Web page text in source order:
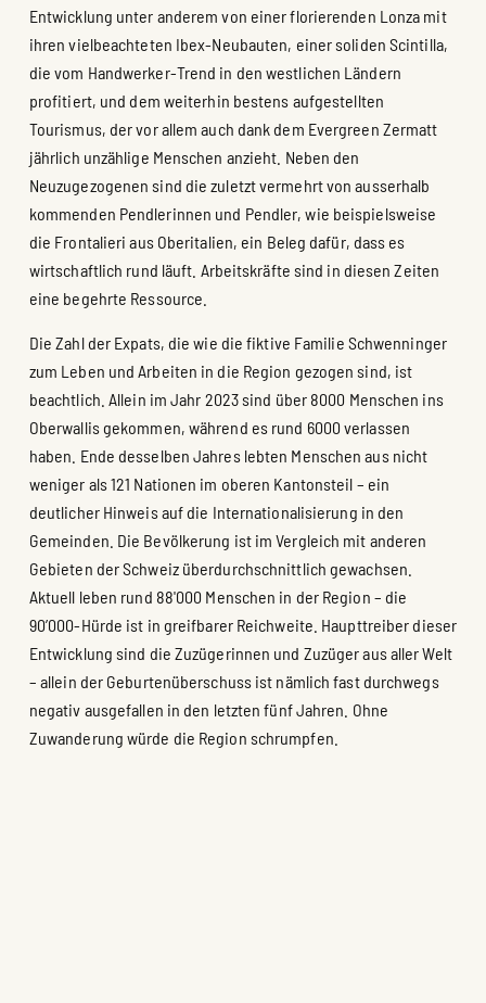
Entwicklung unter anderem von einer florierenden Lonza mit
ihren vielbeachteten Ibex-Neubauten, einer soliden Scintilla,
die vom Handwerker-Trend in den westlichen Ländern
profitiert, und dem weiterhin bestens aufgestellten
Tourismus, der vor allem auch dank dem Evergreen Zermatt
jährlich unzählige Menschen anzieht. Neben den
Neuzugezogenen sind die zuletzt vermehrt von ausserhalb
kommenden Pendlerinnen und Pendler, wie beispielsweise
die Frontalieri aus Oberitalien, ein Beleg dafür, dass es
wirtschaftlich rund läuft. Arbeitskräfte sind in diesen Zeiten
eine begehrte Ressource.
Die Zahl der Expats, die wie die fiktive Familie Schwenninger
zum Leben und Arbeiten in die Region gezogen sind, ist
beachtlich. Allein im Jahr 2023 sind über 8000 Menschen ins
Oberwallis gekommen, während es rund 6000 verlassen
haben. Ende desselben Jahres lebten Menschen aus nicht
weniger als 121 Nationen im oberen Kantonsteil – ein
deutlicher Hinweis auf die Internationalisierung in den
Gemeinden. Die Bevölkerung ist im Vergleich mit anderen
Gebieten der Schweiz überdurchschnittlich gewachsen.
Aktuell leben rund 88'000 Menschen in der Region – die
90’000-Hürde ist in greifbarer Reichweite. Haupttreiber dieser
Entwicklung sind die Zuzügerinnen und Zuzüger aus aller Welt
– allein der Geburtenüberschuss ist nämlich fast durchwegs
negativ ausgefallen in den letzten fünf Jahren. Ohne
Zuwanderung würde die Region schrumpfen.